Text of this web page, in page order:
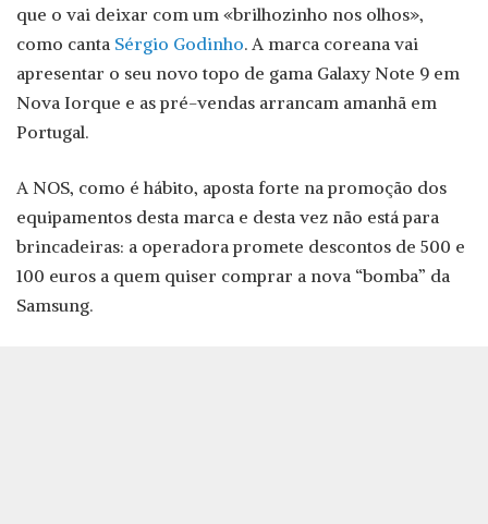
que o vai deixar com um «brilhozinho nos olhos»,
como canta Sérgio Godinho. A marca coreana vai
apresentar o seu novo topo de gama Galaxy Note 9 em
Nova Iorque e as pré-vendas arrancam amanhã em
Portugal.
A NOS, como é hábito, aposta forte na promoção dos
equipamentos desta marca e desta vez não está para
brincadeiras: a operadora promete descontos de 500 e
100 euros a quem quiser comprar a nova “bomba” da
Samsung.